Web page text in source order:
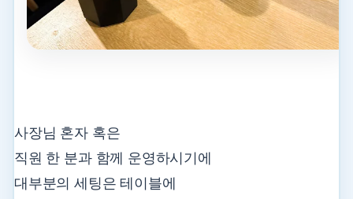
사장님 혼자 혹은
직원 한 분과 함께 운영하시기에
대부분의 세팅은 테이블에